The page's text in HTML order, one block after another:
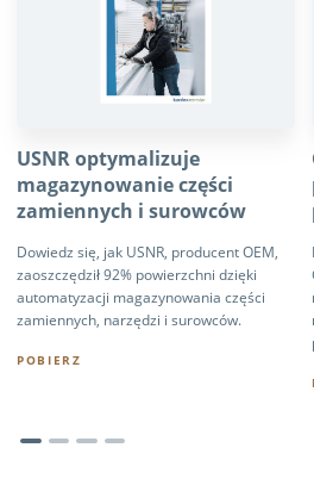
USNR optymalizuje
magazynowanie części
zamiennych i surowców
Dowiedz się, jak USNR, producent OEM,
zaoszczędził 92% powierzchni dzięki
automatyzacji magazynowania części
zamiennych, narzędzi i surowców.
POBIERZ